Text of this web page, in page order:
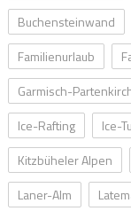
Buchensteinwand
Familienurlaub
Garmisch-
Ice-Rafting
Ice-
Kitzbüheler Alpen
Laner-Alm